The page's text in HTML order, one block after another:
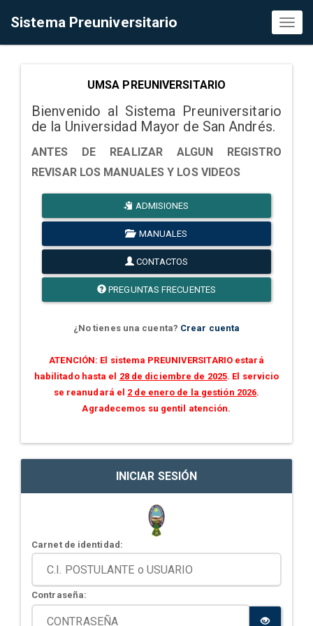
Sistema Preuniversitario
UMSA PREUNIVERSITARIO
Bienvenido al Sistema Preuniversitario
de la Universidad Mayor de San Andrés.
ANTES DE REALIZAR ALGUN REGISTRO
REVISAR LOS MANUALES Y LOS VIDEOS
ADMISIONES
MANUALES
CONTACTOS
PREGUNTAS FRECUENTES
¿No tienes una cuenta? Crear cuenta
ATENCIÓN: El sistema PREUNIVERSITARIO estará
habilitado hasta el 28 de diciembre de 2025. El servicio
se reanudará el 2 de enero de la gestión 2026.
Agradecemos su gentil atención.
INICIAR SESIÓN
Carnet de identidad:
Contraseña: